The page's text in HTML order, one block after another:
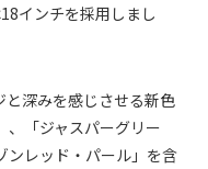
インチを採用しまし
と深みを感じさせる新色
、「ジャスパーグリー
ンレッド・パール」を含